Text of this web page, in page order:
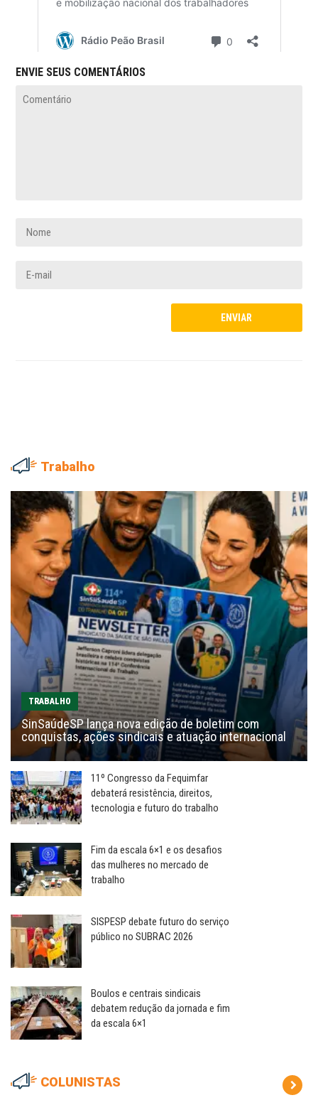
ENVIE SEUS COMENTÁRIOS
Trabalho
TRABALHO
SinSaúdeSP lança nova edição de boletim com
conquistas, ações sindicais e atuação internacional
11º Congresso da Fequimfar
debaterá resistência, direitos,
tecnologia e futuro do trabalho
Fim da escala 6×1 e os desafios
das mulheres no mercado de
trabalho
SISPESP debate futuro do serviço
público no SUBRAC 2026
Boulos e centrais sindicais
debatem redução da jornada e fim
da escala 6×1
COLUNISTAS